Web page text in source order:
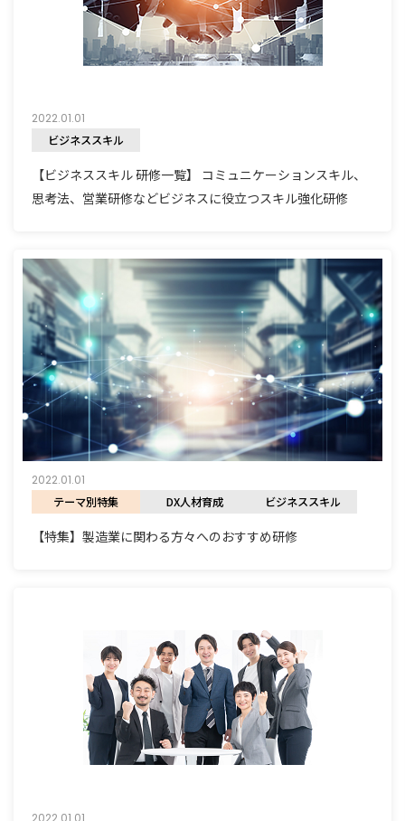
2022.01.01
ビジネススキル
【ビジネススキル 研修一覧】 コミュニケーションスキル、
思考法、営業研修などビジネスに役立つスキル強化研修
2022.01.01
テーマ別特集 DX人材育成 ビジネススキル
【特集】製造業に関わる方々へのおすすめ研修
2022.01.01